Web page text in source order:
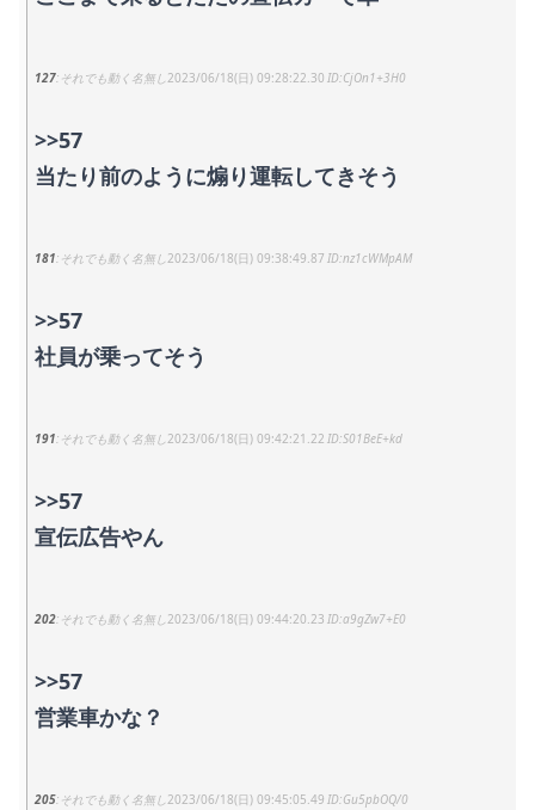
127 それでも動く名無し2023/06/18(日) 09:28:22.30 CjOn1+3H0
>>57
当たり前のように煽り運転してきそう
181 それでも動く名無し2023/06/18(日) 09:38:49.87 nz1cWMpAM
>>57
社員が乗ってそう
191 それでも動く名無し2023/06/18(日) 09:42:21.22 S01BeE+kd
>>57
宣伝広告やん
202 それでも動く名無し2023/06/18(日) 09:44:20.23 a9gZw7+E0
>>57
営業車かな？
205 それでも動く名無し2023/06/18(日) 09:45:05.49 Gu5pbOQ/0